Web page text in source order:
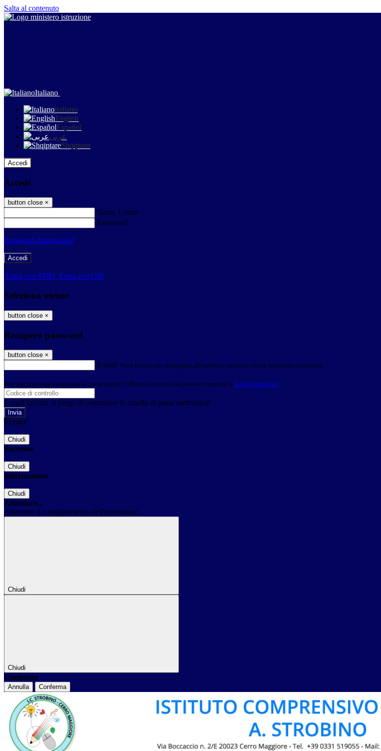
Salta al contenuto
Italiano
Italiano
English
Español
عربى
Shqiptare
Accedi
Accedi
button close ×
Nome Utente
Password
Password dimenticata?
-
Entra con SPID Entra con CIE
Seleziona utente
button close ×
Recupero password
button close ×
E-mail Verrà inviato un messaggio all'indirizzo indicato con le istruzioni necessarie.
Non hai una e-mail associata al nome utente? Effettua il reset della password tramite la Login Spaggiari
E-mail inviata, si prega di controllare la casella di posta elettronica!
Errore
Chiudi
Successo
Chiudi
Informazione
Chiudi
Attendere...
Attendere il completamento dell'operazione...
Chiudi
Chiudi
Conferma
Annulla Conferma